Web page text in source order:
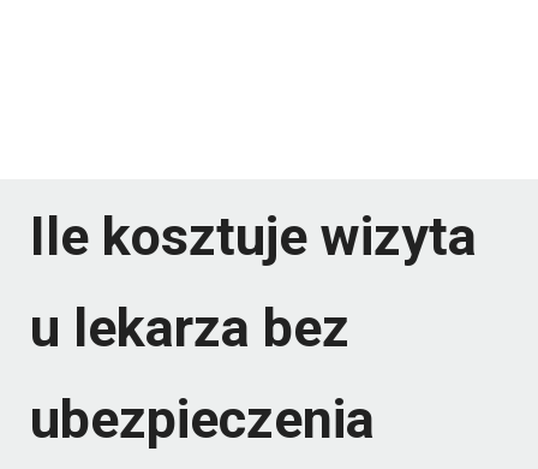
Ile kosztuje wizyta
u lekarza bez
ubezpieczenia